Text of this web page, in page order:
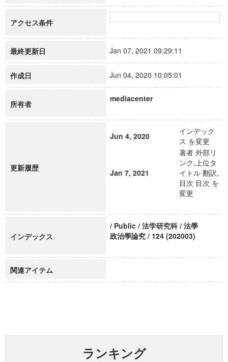
アクセス条件
最終更新日 Jan 07, 2021 09:29:11
作成日 Jun 04, 2020 10:05:01
所有者
mediacenter
更新履歴
Jun 4, 2020
インデック
ス を変更
Jan 7, 2021
著者 外部リ
ンク,上位タ
イトル 翻訳,
目次 目次 を
変更
インデックス
/ Public / 法学研究科 / 法學
政治學論究 / 124 (202003)
関連アイテム
ランキング